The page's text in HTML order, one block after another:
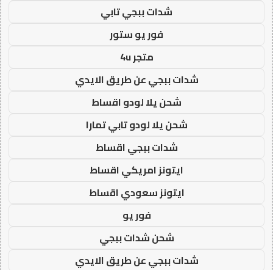
شدات ببجي تابي
فور يو ستور
متجر 4u
شدات ببجي عن طريق الايدي
شحن يلا لودو اقساط
شحن يلا لودو تابي تمارا
شدات ببجي اقساط
ايتونز امريكي اقساط
ايتونز سعودي اقساط
فور يو
شحن شدات ببجي
شدات ببجي عن طريق الايدي